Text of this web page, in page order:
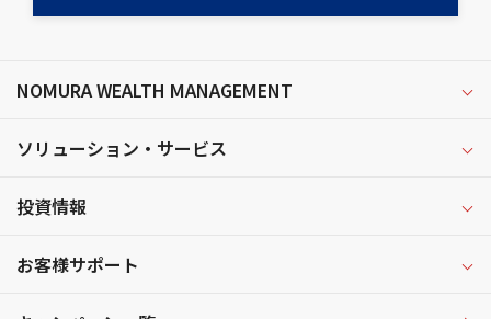
NOMURA WEALTH MANAGEMENT
ソリューション・サービス
投資情報
お客様サポート